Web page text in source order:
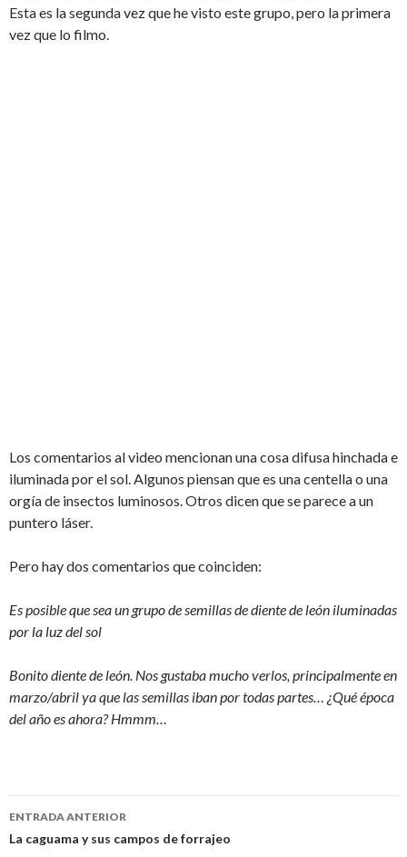
Esta es la segunda vez que he visto este grupo, pero la primera
vez que lo filmo.
Los comentarios al video mencionan una cosa difusa hinchada e
iluminada por el sol. Algunos piensan que es una centella o una
orgía de insectos luminosos. Otros dicen que se parece a un
puntero láser.
Pero hay dos comentarios que coinciden:
Es posible que sea un grupo de semillas de diente de león iluminadas
por la luz del sol
Bonito diente de león. Nos gustaba mucho verlos, principalmente en
marzo/abril ya que las semillas iban por todas partes… ¿Qué época
del año es ahora? Hmmm…
Navegación
de
ENTRADA ANTERIOR
La caguama y sus campos de forrajeo